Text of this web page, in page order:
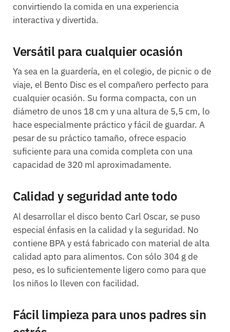
convirtiendo la comida en una experiencia
interactiva y divertida.
Versátil para cualquier ocasión
Ya sea en la guardería, en el colegio, de picnic o de
viaje, el Bento Disc es el compañero perfecto para
cualquier ocasión. Su forma compacta, con un
diámetro de unos 18 cm y una altura de 5,5 cm, lo
hace especialmente práctico y fácil de guardar. A
pesar de su práctico tamaño, ofrece espacio
suficiente para una comida completa con una
capacidad de 320 ml aproximadamente.
Calidad y seguridad ante todo
Al desarrollar el disco bento Carl Oscar, se puso
especial énfasis en la calidad y la seguridad. No
contiene BPA y está fabricado con material de alta
calidad apto para alimentos. Con sólo 304 g de
peso, es lo suficientemente ligero como para que
los niños lo lleven con facilidad.
Fácil limpieza para unos padres sin